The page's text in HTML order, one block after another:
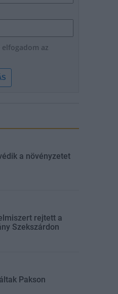
az
a növényzetet
rejtett a
Szekszárdon
Pakson